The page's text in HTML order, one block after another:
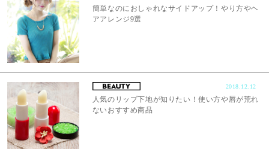
簡単なのにおしゃれなサイドアップ！やり方やヘ
アアレンジ9選
2018.12.12
人気のリップ下地が知りたい！使い方や唇が荒れ
ないおすすめ商品